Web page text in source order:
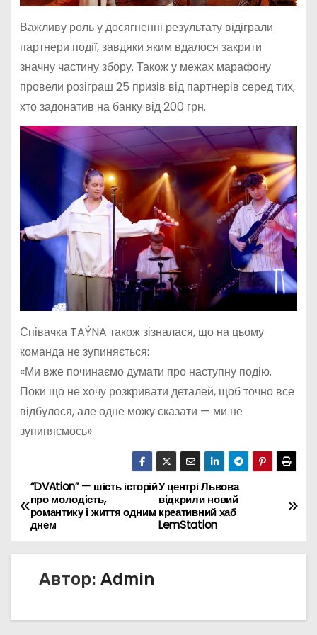
Важливу роль у досягненні результату відіграли
партнери події, завдяки яким вдалося закрити
значну частину збору. Також у межах марафону
провели розіграш 25 призів від партнерів серед тих,
хто задонатив на банку від 200 грн.
Співачка TAÝNA також зізналася, що на цьому
команда не зупиняється:
«Ми вже починаємо думати про наступну подію.
Поки що не хочу розкривати деталей, щоб точно все
відбулося, але одне можу сказати — ми не
зупиняємось».
Н
а
в
г
У центрі Львова
відкрили новий
креативний хаб
LemStation
“DVAtion” — шість історій
про молодість,
романтику і життя одним
днем
Автор: Admin